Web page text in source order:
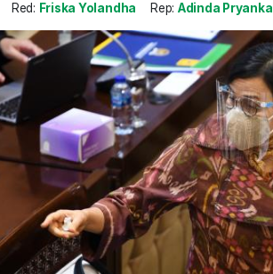
Red: Friska Yolandha Rep: Adinda Pryanka